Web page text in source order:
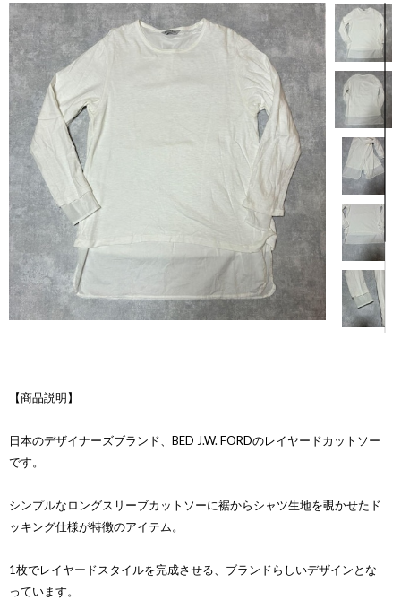
【商品説明】
日本のデザイナーズブランド、BED J.W. FORDのレイヤードカットソー
です。
シンプルなロングスリーブカットソーに裾からシャツ生地を覗かせたド
ッキング仕様が特徴のアイテム。
1枚でレイヤードスタイルを完成させる、ブランドらしいデザインとな
っています。